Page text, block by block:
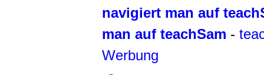
navigiert man auf
man auf teachSam -
Werbung